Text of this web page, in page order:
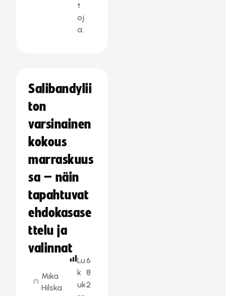
t
oj
a:
Salibandylii
ton
varsinainen
kokous
marraskuus
sa – näin
tapahtuvat
ehdokasase
ttelu ja
valinnat
Mika
Hilska
Lu
k
uk
6
8
2